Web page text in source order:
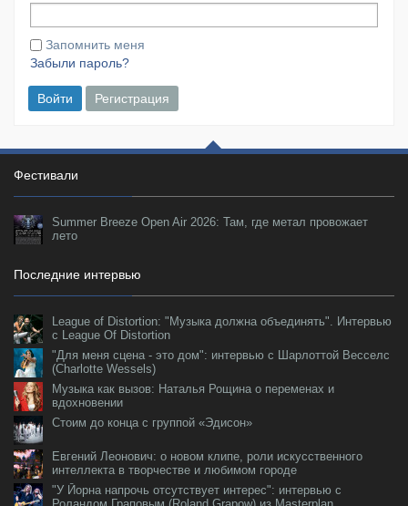
Запомнить меня
Забыли пароль?
Войти Регистрация
Фестивали
Summer Breeze Open Air 2026: Там, где метал провожает
лето
Последние интервью
League of Distortion: "Музыка должна объединять". Интервью
с League Of Distortion
"Для меня сцена - это дом": интервью с Шарлоттой Весселс
(Charlotte Wessels)
Музыка как вызов: Наталья Рощина о переменах и
вдохновении
Стоим до конца с группой «Эдисон»
Евгений Леонович: о новом клипе, роли искусственного
интеллекта в творчестве и любимом городе
"У Йорна напрочь отсутствует интерес": интервью с